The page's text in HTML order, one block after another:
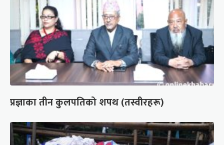
प्रज्ञाका तीन कुलपतिको शपथ (तस्वीरहरू)